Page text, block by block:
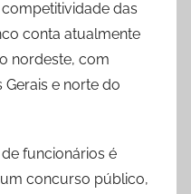
das
conta atualmente
nordeste, com
e norte do
funcionários é
concurso público,